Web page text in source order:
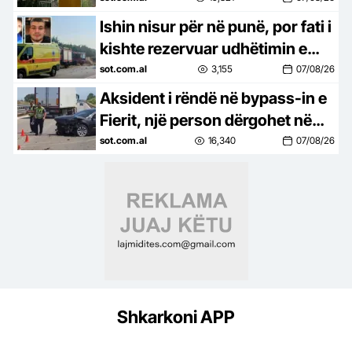
Ishin nisur për në punë, por fati i
kishte rezervuar udhëtimin e
fundit/ Nënë e bir, humbën jetën
në aksident (FOTO)
sot.com.al 3,155 07/08/26
Aksident i rëndë në bypass-in e
Fierit, një person dërgohet në
spital
sot.com.al 16,340 07/08/26
Shkarkoni APP